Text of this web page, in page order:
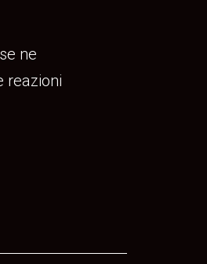
ne
reazioni